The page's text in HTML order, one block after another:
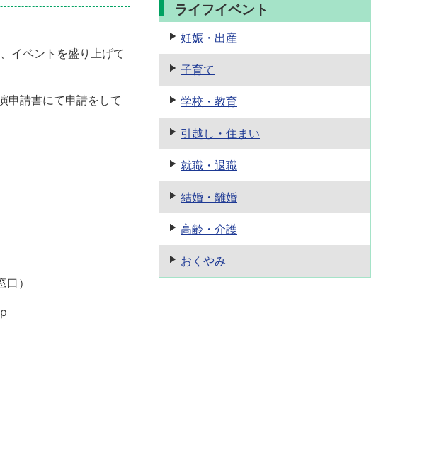
イベントを盛り上げて
申請書にて申請をして
）
ライフイベント
妊娠・出産
子育て
学校・教育
引越し・住まい
就職・退職
結婚・離婚
高齢・介護
おくやみ